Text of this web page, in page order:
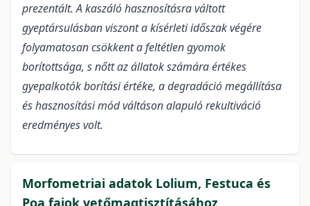
prezentált. A kaszáló hasznosításra váltott
gyeptársulásban viszont a kísérleti időszak végére
folyamatosan csökkent a feltétlen gyomok
borítottsága, s nőtt az állatok számára értékes
gyepalkotók borítási értéke, a degradáció megállítása
és hasznosítási mód váltáson alapuló rekultiváció
eredményes volt.
Morfometriai adatok Lolium, Festuca és
Poa fajok vetőmagtisztításához